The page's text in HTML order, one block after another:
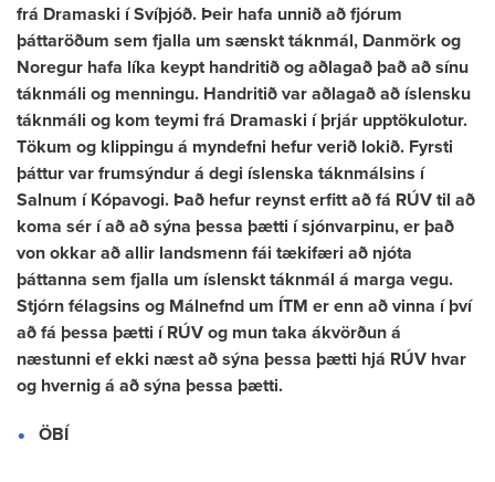
frá Dramaski í Svíþjóð. Þeir hafa unnið að fjórum
þáttaröðum sem fjalla um sænskt táknmál, Danmörk og
Noregur hafa líka keypt handritið og aðlagað það að sínu
táknmáli og menningu. Handritið var aðlagað að íslensku
táknmáli og kom teymi frá Dramaski í þrjár upptökulotur.
Tökum og klippingu á myndefni hefur verið lokið. Fyrsti
þáttur var frumsýndur á degi íslenska táknmálsins í
Salnum í Kópavogi. Það hefur reynst erfitt að fá RÚV til að
koma sér í að að sýna þessa þætti í sjónvarpinu, er það
von okkar að allir landsmenn fái tækifæri að njóta
þáttanna sem fjalla um íslenskt táknmál á marga vegu.
Stjórn félagsins og Málnefnd um ÍTM er enn að vinna í því
að fá þessa þætti í RÚV og mun taka ákvörðun á
næstunni ef ekki næst að sýna þessa þætti hjá RÚV hvar
og hvernig á að sýna þessa þætti.
ÖBÍ